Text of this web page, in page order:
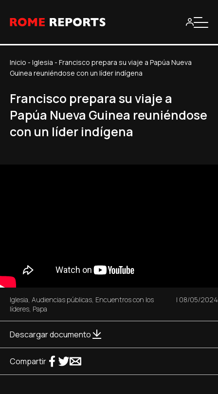
Inicio - Iglesia - Francisco prepara su viaje a Papúa Nueva
Guinea reuniéndose con un líder indígena
Francisco prepara su viaje a
Papúa Nueva Guinea reuniéndose
con un líder indígena
Iglesia, Audiencias públicas, Encuentros con los
líderes, Papa
| 08/05/2024
Descargar documento
Compartir